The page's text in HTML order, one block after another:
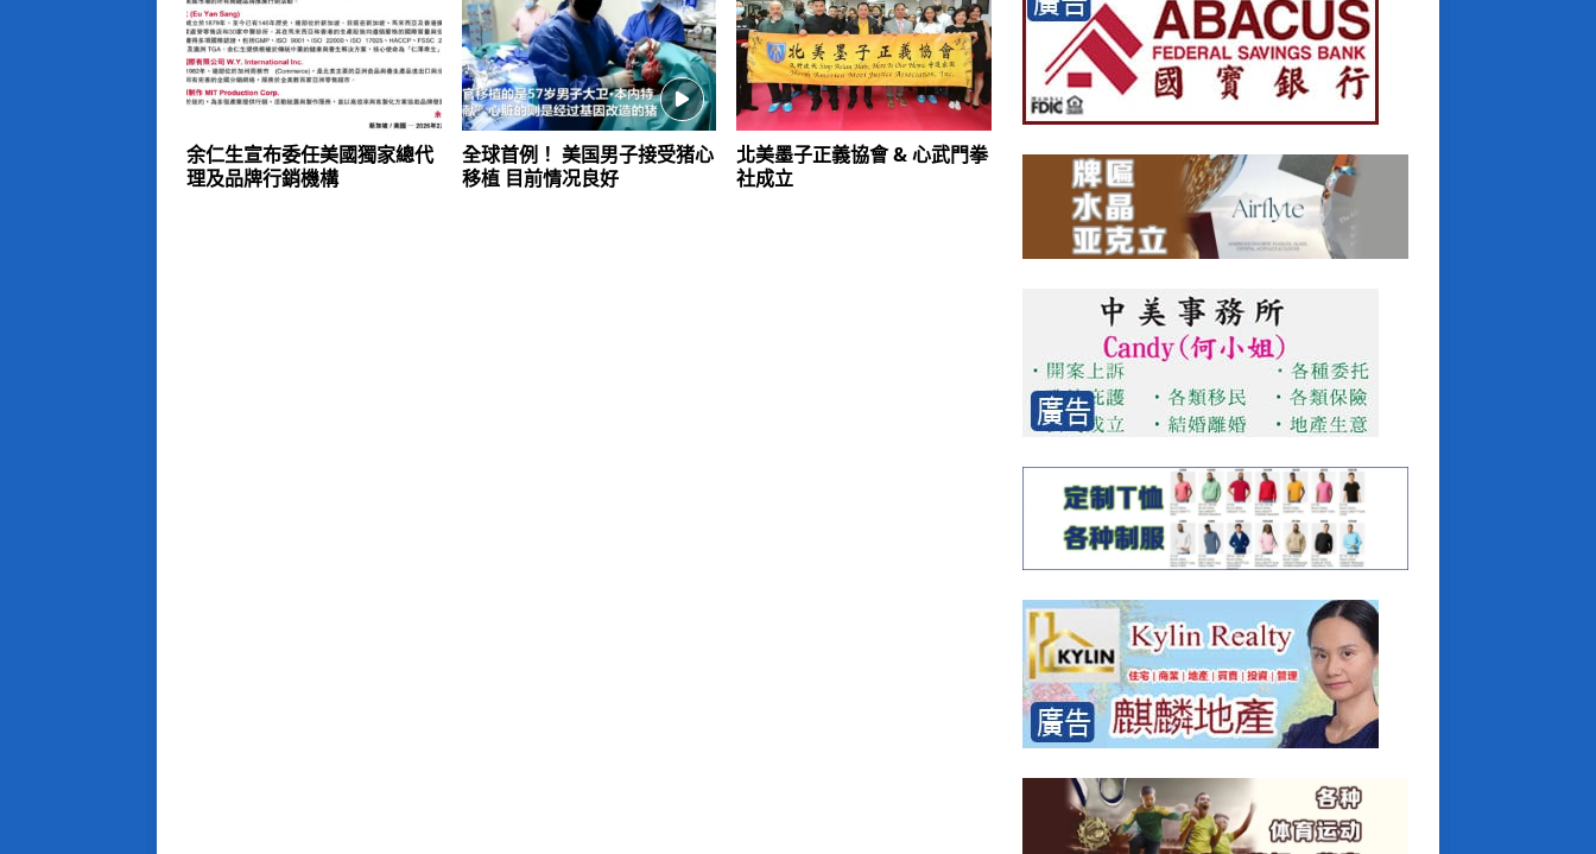
余仁生宣布委任美國獨家總代
理及品牌行銷機構
全球首例！ 美国男子接受猪心
移植 目前情况良好
北美墨子正義協會 & 心武門拳
社成立